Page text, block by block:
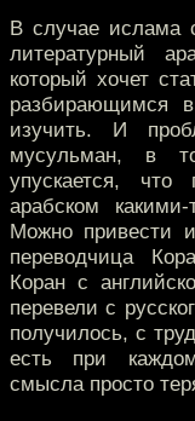
В случае ислама
литературный
который хочет
разбирающимся
изучить. И
мусульман, в
упускается,
арабском
Можно привести
переводчица
Коран с
перевели с
получилось, с
есть при
смысла просто